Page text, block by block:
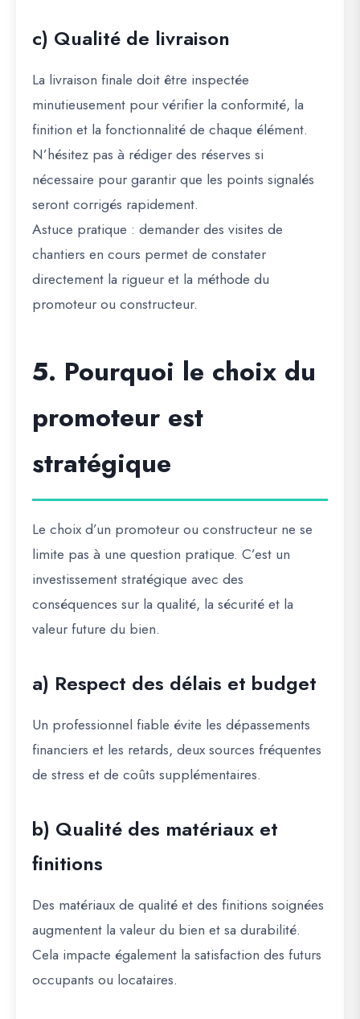
c) Qualité de livraison
La livraison finale doit être inspectée
minutieusement pour vérifier la conformité, la
finition et la fonctionnalité de chaque élément.
N’hésitez pas à rédiger des réserves si
nécessaire pour garantir que les points signalés
seront corrigés rapidement.
Astuce pratique : demander des visites de
chantiers en cours permet de constater
directement la rigueur et la méthode du
promoteur ou constructeur.
5. Pourquoi le choix du
promoteur est
stratégique
Le choix d’un promoteur ou constructeur ne se
limite pas à une question pratique. C’est un
investissement stratégique avec des
conséquences sur la qualité, la sécurité et la
valeur future du bien.
a) Respect des délais et budget
Un professionnel fiable évite les dépassements
financiers et les retards, deux sources fréquentes
de stress et de coûts supplémentaires.
b) Qualité des matériaux et
finitions
Des matériaux de qualité et des finitions soignées
augmentent la valeur du bien et sa durabilité.
Cela impacte également la satisfaction des futurs
occupants ou locataires.